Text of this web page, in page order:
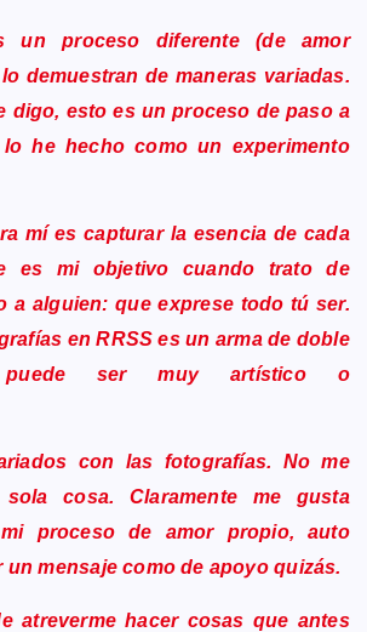
un proceso diferente (de amor
demuestran de maneras variadas.
digo, esto es un proceso de paso a
he hecho como un experimento
mí es capturar la esencia de cada
es mi objetivo cuando trato de
a alguien: que exprese todo tú ser.
en RRSS es un arma de doble
ser muy artístico o
con las fotografías. No me
cosa. Claramente me gusta
proceso de amor propio, auto
un mensaje como de apoyo quizás.
atreverme hacer cosas que antes